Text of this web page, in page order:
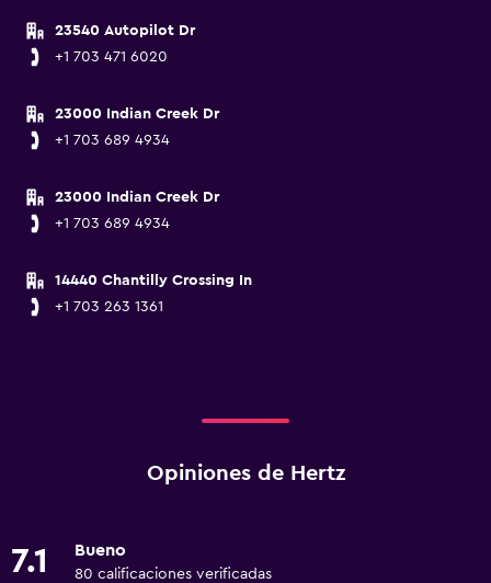
23540 Autopilot Dr
+1 703 471 6020
23000 Indian Creek Dr
+1 703 689 4934
23000 Indian Creek Dr
+1 703 689 4934
14440 Chantilly Crossing In
+1 703 263 1361
Opiniones de Hertz
7.1 Bueno
80 calificaciones verificadas